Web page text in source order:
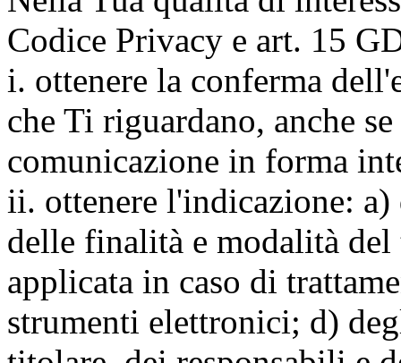
Codice Privacy e art. 15
i. ottenere la conferma
che Ti riguardano, anche
comunicazione in forma
ii. ottenere l'indicazione:
delle finalità e modalità
applicata in caso di
strumenti elettronici; d)